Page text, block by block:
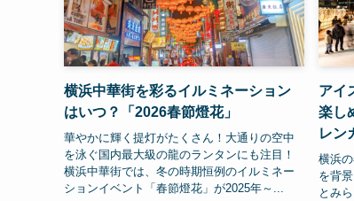
横浜中華街を彩るイルミネーション
はいつ？「2026春節燈花」
華やかに輝く提灯がたくさん！大通りの空中
を泳ぐ国内最大級の龍のランタンにも注目！
横浜中華街では、冬の時期恒例のイルミネー
ションイベント「春節燈花」が2025年～...
アイ
楽し
レン
横浜
を背
とみ